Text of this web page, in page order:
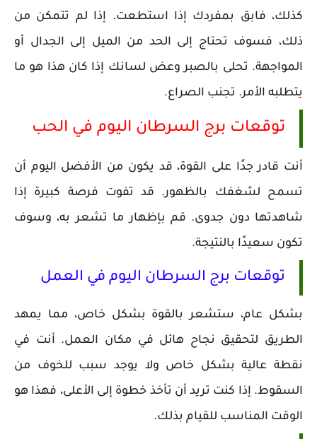
كذلك، فابق بمفردك إذا استطعت. إذا لم تتمكن من
ذلك، فسوف تحتاج إلى الحد من الميل إلى الجدال أو
المواجهة. تحلى بالصبر وعض لسانك إذا كان هذا هو ما
يتطلبه الأمر. تجنب الصراع.
توقعات برج السرطان اليوم في الحب
أنت قادر جدًا على القوة، قد يكون من الأفضل اليوم أن
تسمح لشغفك بالظهور. قد تفوت فرصة كبيرة إذا
شاهدتها دون جدوى. قم بإظهار ما تشعر به، وسوف
تكون سعيدًا بالنتيجة.
توقعات برج السرطان اليوم في العمل
بشكل عام، ستشعر بالقوة بشكل خاص، مما يمهد
الطريق لتحقيق نجاح هائل في مكان العمل. أنت في
نقطة عالية بشكل خاص ولا يوجد سبب للخوف من
السقوط. إذا كنت تريد أن تأخذ خطوة إلى الأعلى، فهذا هو
الوقت المناسب للقيام بذلك.